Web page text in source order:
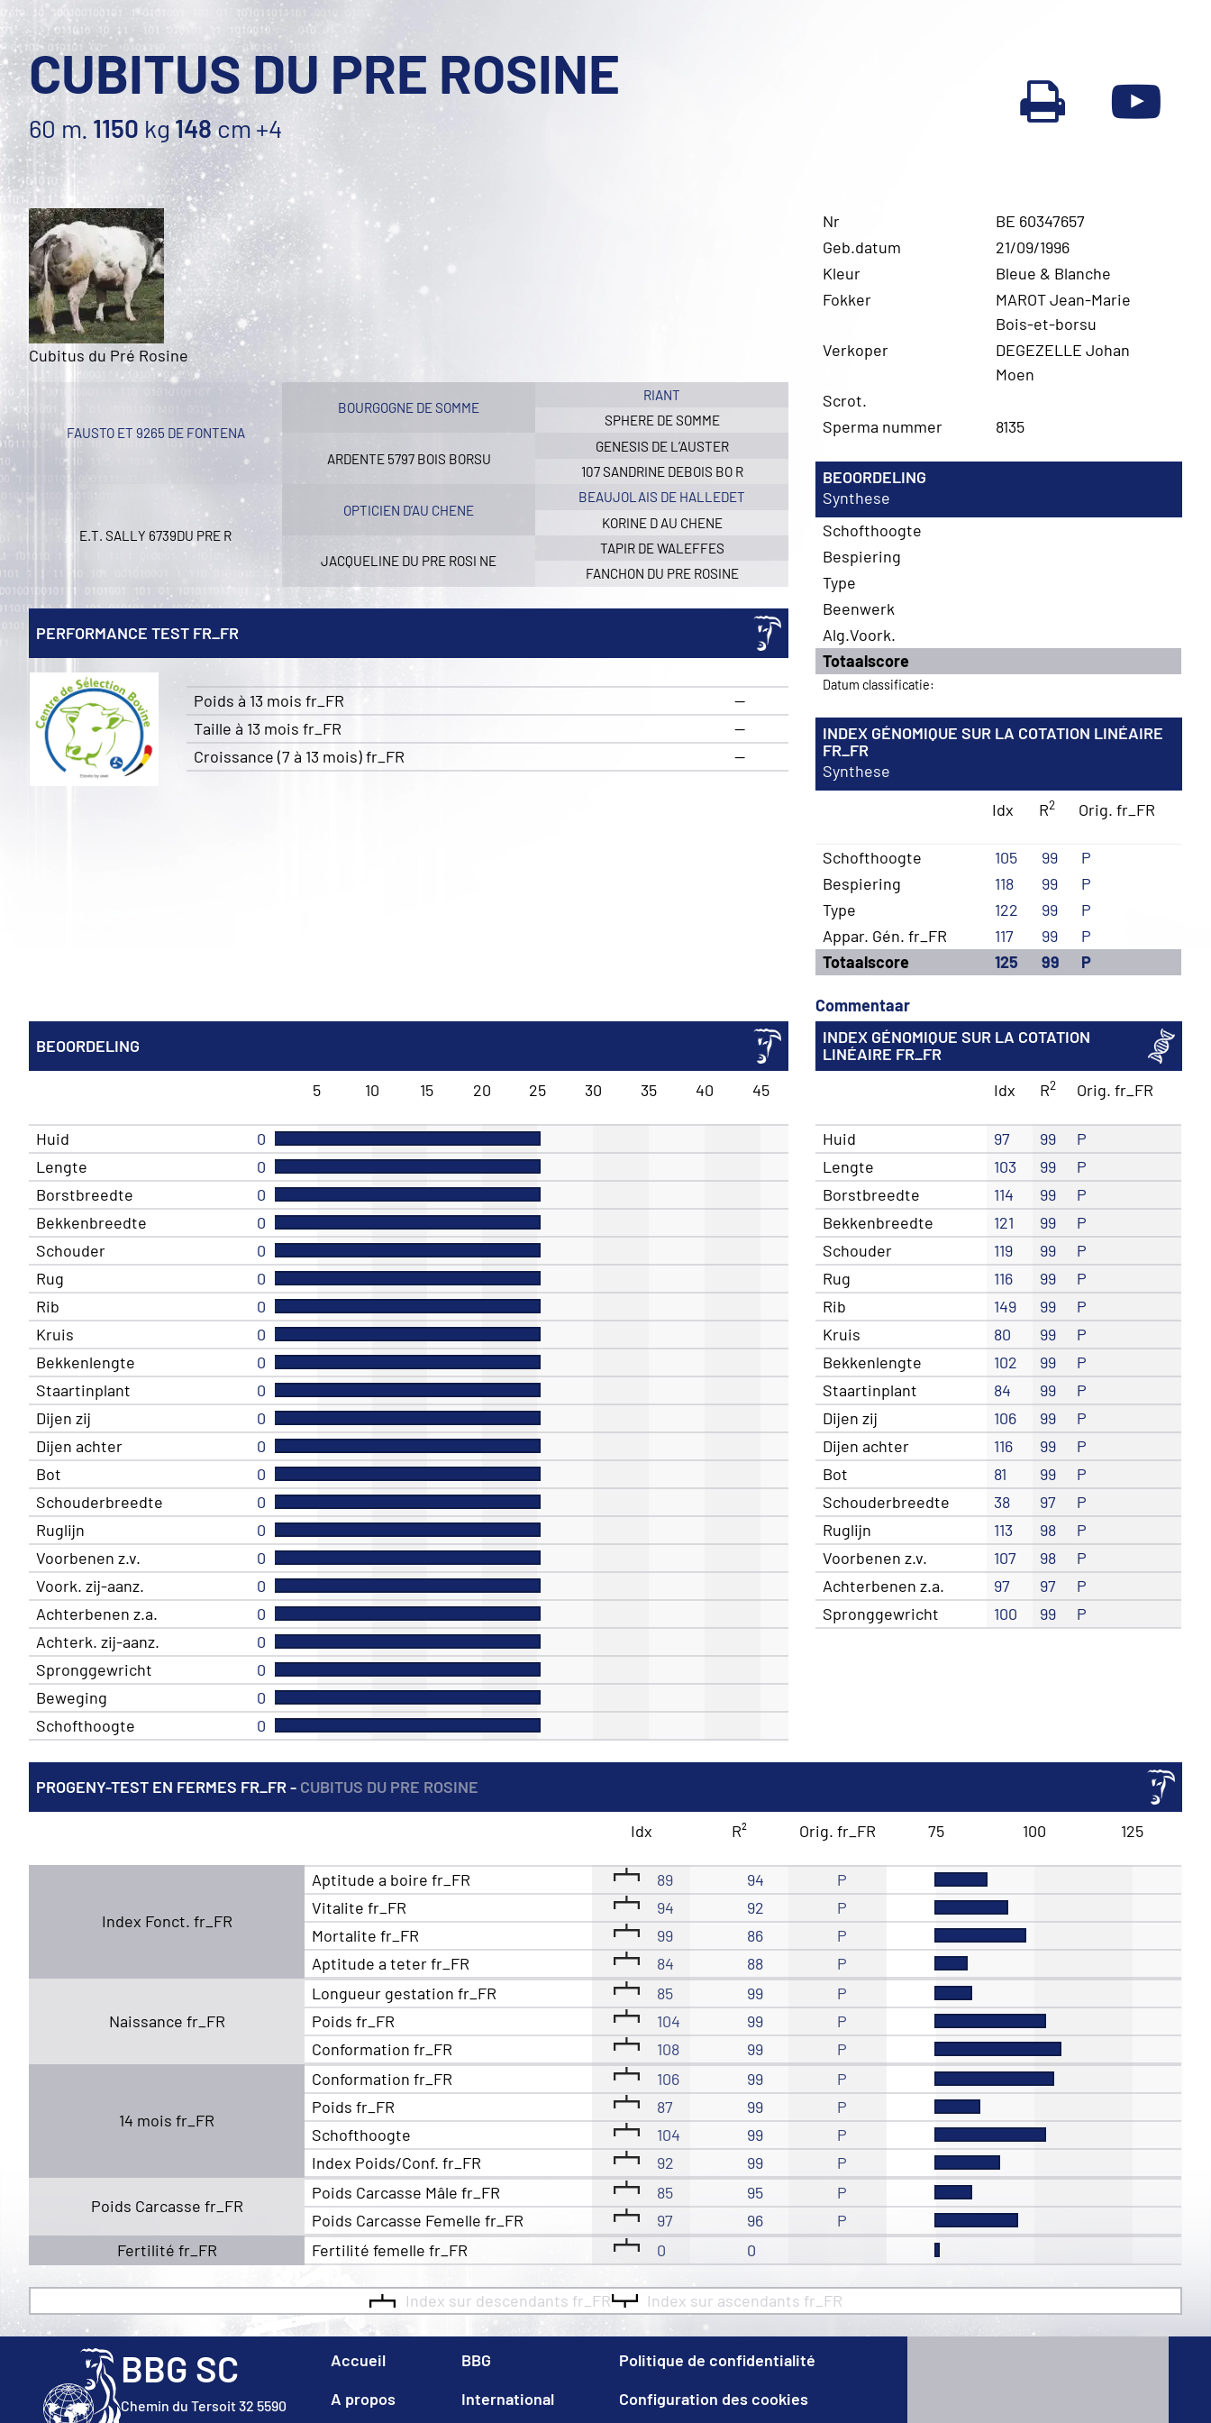
CUBITUS DU PRE ROSINE
60 m. 1150 kg 148cm+4
Cubitus du Pré Rosine
FAUSTO ET 9265 DE FONTENA
BOURGOGNE DE SOMME
ARDENTE 5797 BOIS BORSU
RIANT
SPHERE DE SOMME
GENESIS DE L’AUSTER
107 SANDRINE DEBOIS BO R
E.T. SALLY 6739DU PRE R
OPTICIEN D’AU CHENE
JACQUELINE DU PRE ROSI NE
BEAUJOLAIS DE HALLEDET
KORINE D AU CHENE
TAPIR DE WALEFFES
FANCHON DU PRE ROSINE
PERFORMANCE TEST FR_FR
Poids à 13 mois fr_FR
—
Taille à 13 mois fr_FR
—
Croissance (7 à 13 mois) fr_FR
—
Nr
BE 60347657
Geb.datum
21/09/1996
Kleur
Bleue & Blanche
Fokker
MAROT Jean-Marie
Bois-et-borsu
Verkoper
DEGEZELLE Johan
Moen
Scrot.
Sperma nummer
8135
BEOORDELING
Synthese
Schofthoogte
Bespiering
Type
Beenwerk
Alg.Voork.
Totaalscore
Datum classificatie:
INDEX GÉNOMIQUE SUR LA COTATION LINÉAIRE
FR_FR
Synthese
Idx
R2 Orig. fr_FR
Schofthoogte 105 99
P
Bespiering
118 99
P
Type
122 99
P
Appar. Gén. fr_FR
117 99
P
Totaalscore
125 99 P
Commentaar
BEOORDELING
5 10 15 20 25 30 35 40 45
Huid
0
Lengte
0
Borstbreedte
0
Bekkenbreedte
0
Schouder
0
Rug
0
Rib
0
Kruis
0
Bekkenlengte
0
Staartinplant
0
Dijen zij
0
Dijen achter
0
Bot
0
Schouderbreedte
0
Ruglijn
0
Voorbenen z.v.
0
Voork. zij-aanz.
0
Achterbenen z.a.
0
Achterk. zij-aanz.
0
Spronggewricht
0
Beweging
0
Schofthoogte
0
INDEX GÉNOMIQUE SUR LA COTATION
LINÉAIRE FR_FR
Idx
R2 Orig. fr_FR
Huid 97 99
P
Lengte
103 99
P
Borstbreedte
114 99
P
Bekkenbreedte
121 99
P
Schouder
119 99
P
Rug
116 99
P
Rib
149 99
P
Kruis
80 99
P
Bekkenlengte
102 99
P
Staartinplant
84 99
P
Dijen zij
106 99
P
Dijen achter
116 99
P
Bot
81 99
P
Schouderbreedte
38 97
P
Ruglijn
113 98
P
Voorbenen z.v.
107 98
P
Achterbenen z.a.
97 97
P
Spronggewricht
100 99 P
PROGENY-TEST EN FERMES FR_FR - CUBITUS DU PRE ROSINE
Idx R² Orig. fr_FR 75 100 125
Index Fonct. fr_FR
Aptitude a boire fr_FR 89 94
P
Vitalite fr_FR
94 92
P
Mortalite fr_FR
99 86
P
Aptitude a teter fr_FR
84 88 P
Naissance fr_FR
Longueur gestation fr_FR 85 99
P
Poids fr_FR
104 99
P
Conformation fr_FR
108 99 P
14 mois fr_FR
Conformation fr_FR 106 99
P
Poids fr_FR
87 99
P
Schofthoogte
104 99
P
Index Poids/Conf. fr_FR
92 99 P
Poids Carcasse fr_FR
Poids Carcasse Mâle fr_FR 85 95
P
Poids Carcasse Femelle fr_FR
97 96
P
Fertilité fr_FR
Fertilité femelle fr_FR 0 0
Index sur descendants fr_FR Index sur ascendants fr_FR
BBG SC
Chemin du Tersoit 32 5590
Accueil
A propos
BBG
International
Politique de confidentialité
Configuration des cookies